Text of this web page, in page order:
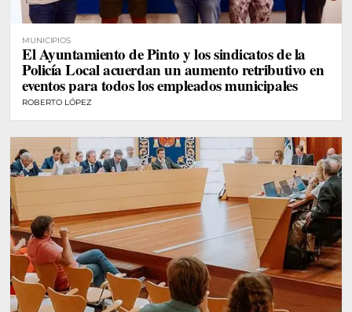
MUNICIPIOS
El Ayuntamiento de Pinto y los sindicatos de la
Policía Local acuerdan un aumento retributivo en
eventos para todos los empleados municipales
ROBERTO LÓPEZ